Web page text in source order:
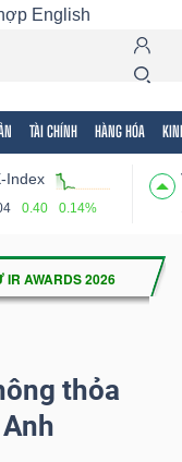
English
TÀI CHÍNH HÀNG HÓA
Index
0.40 0.14%
thỏa
chứng khoán